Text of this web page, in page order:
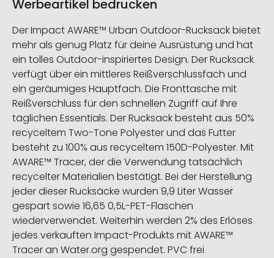
Werbeartikel bedrucken
Der Impact AWARE™ Urban Outdoor-Rucksack bietet
mehr als genug Platz für deine Ausrüstung und hat
ein tolles Outdoor-inspiriertes Design. Der Rucksack
verfügt über ein mittleres Reißverschlussfach und
ein geräumiges Hauptfach. Die Fronttasche mit
Reißverschluss für den schnellen Zugriff auf Ihre
täglichen Essentials. Der Rucksack besteht aus 50%
recyceltem Two-Tone Polyester und das Futter
besteht zu 100% aus recyceltem 150D-Polyester. Mit
AWARE™ Tracer, der die Verwendung tatsächlich
recycelter Materialien bestätigt. Bei der Herstellung
jeder dieser Rucksäcke wurden 9,9 Liter Wasser
gespart sowie 16,65 0,5L-PET-Flaschen
wiederverwendet. Weiterhin werden 2% des Erlöses
jedes verkauften Impact-Produkts mit AWARE™
Tracer an Water.org gespendet. PVC frei